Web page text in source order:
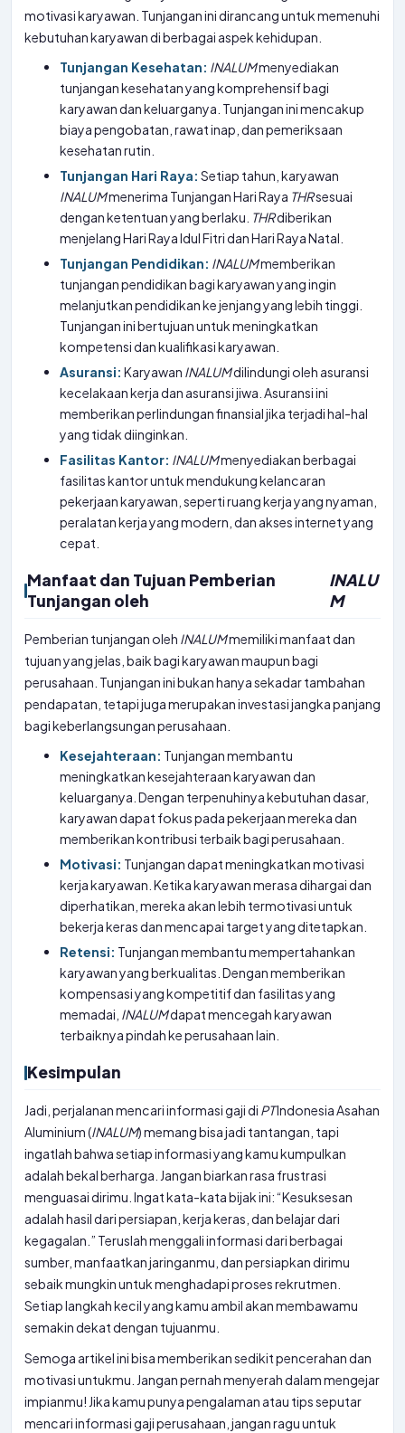
motivasi karyawan. Tunjangan ini dirancang untuk memenuhi
kebutuhan karyawan di berbagai aspek kehidupan.
Tunjangan Kesehatan: INALUMmenyediakan
tunjangan kesehatan yang komprehensif bagi
karyawan dan keluarganya. Tunjangan ini mencakup
biaya pengobatan, rawat inap, dan pemeriksaan
kesehatan rutin.
Tunjangan Hari Raya: Setiap tahun, karyawan
INALUMmenerima Tunjangan Hari Raya THRsesuai
dengan ketentuan yang berlaku. THRdiberikan
menjelang Hari Raya Idul Fitri dan Hari Raya Natal.
Tunjangan Pendidikan: INALUMmemberikan
tunjangan pendidikan bagi karyawan yang ingin
melanjutkan pendidikan ke jenjang yang lebih tinggi.
Tunjangan ini bertujuan untuk meningkatkan
kompetensi dan kualifikasi karyawan.
Asuransi: Karyawan INALUMdilindungi oleh asuransi
kecelakaan kerja dan asuransi jiwa. Asuransi ini
memberikan perlindungan finansial jika terjadi hal-hal
yang tidak diinginkan.
Fasilitas Kantor: INALUMmenyediakan berbagai
fasilitas kantor untuk mendukung kelancaran
pekerjaan karyawan, seperti ruang kerja yang nyaman,
peralatan kerja yang modern, dan akses internet yang
cepat.
Manfaat dan Tujuan Pemberian
Tunjangan oleh
INALU
M
Pemberian tunjangan oleh INALUMmemiliki manfaat dan
tujuan yang jelas, baik bagi karyawan maupun bagi
perusahaan. Tunjangan ini bukan hanya sekadar tambahan
pendapatan, tetapi juga merupakan investasi jangka panjang
bagi keberlangsungan perusahaan.
Kesejahteraan: Tunjangan membantu
meningkatkan kesejahteraan karyawan dan
keluarganya. Dengan terpenuhinya kebutuhan dasar,
karyawan dapat fokus pada pekerjaan mereka dan
memberikan kontribusi terbaik bagi perusahaan.
Motivasi: Tunjangan dapat meningkatkan motivasi
kerja karyawan. Ketika karyawan merasa dihargai dan
diperhatikan, mereka akan lebih termotivasi untuk
bekerja keras dan mencapai target yang ditetapkan.
Retensi: Tunjangan membantu mempertahankan
karyawan yang berkualitas. Dengan memberikan
kompensasi yang kompetitif dan fasilitas yang
memadai, INALUMdapat mencegah karyawan
terbaiknya pindah ke perusahaan lain.
Kesimpulan
Jadi, perjalanan mencari informasi gaji di PTIndonesia Asahan
Aluminium (INALUM) memang bisa jadi tantangan, tapi
ingatlah bahwa setiap informasi yang kamu kumpulkan
adalah bekal berharga. Jangan biarkan rasa frustrasi
menguasai dirimu. Ingat kata-kata bijak ini: “Kesuksesan
adalah hasil dari persiapan, kerja keras, dan belajar dari
kegagalan.” Teruslah menggali informasi dari berbagai
sumber, manfaatkan jaringanmu, dan persiapkan dirimu
sebaik mungkin untuk menghadapi proses rekrutmen.
Setiap langkah kecil yang kamu ambil akan membawamu
semakin dekat dengan tujuanmu.
Semoga artikel ini bisa memberikan sedikit pencerahan dan
motivasi untukmu. Jangan pernah menyerah dalam mengejar
impianmu! Jika kamu punya pengalaman atau tips seputar
mencari informasi gaji perusahaan, jangan ragu untuk